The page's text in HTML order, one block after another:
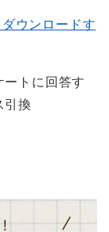
ウンロードす
ートに回答す
引換